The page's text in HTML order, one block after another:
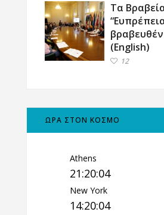
Τα
(English)
12
ΩΡΑ ΣΤΟΝ ΚΟΣΜΟ
Athens
21:20:05
New York
14:20:05